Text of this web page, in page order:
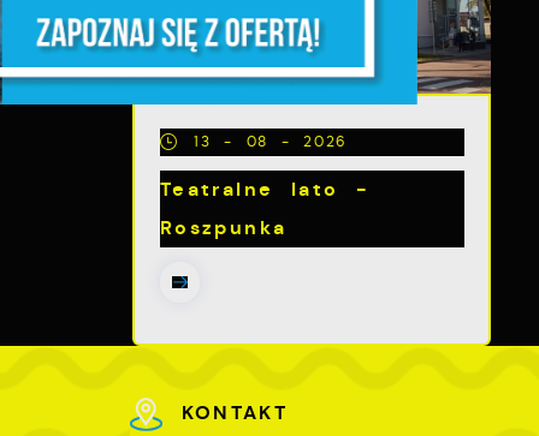
13 - 08 - 2026
Teatralne lato -
Roszpunka
KONTAKT